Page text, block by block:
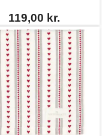
119,00 kr.